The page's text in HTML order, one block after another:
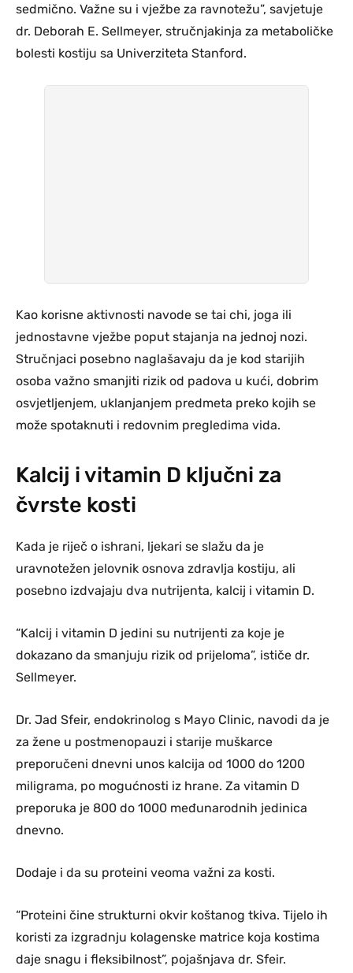
sedmično. Važne su i vježbe za ravnotežu”, savjetuje
dr. Deborah E. Sellmeyer, stručnjakinja za metaboličke
bolesti kostiju sa Univerziteta Stanford.
Kao korisne aktivnosti navode se tai chi, joga ili
jednostavne vježbe poput stajanja na jednoj nozi.
Stručnjaci posebno naglašavaju da je kod starijih
osoba važno smanjiti rizik od padova u kući, dobrim
osvjetljenjem, uklanjanjem predmeta preko kojih se
može spotaknuti i redovnim pregledima vida.
Kalcij i vitamin D ključni za
čvrste kosti
Kada je riječ o ishrani, ljekari se slažu da je
uravnotežen jelovnik osnova zdravlja kostiju, ali
posebno izdvajaju dva nutrijenta, kalcij i vitamin D.
“Kalcij i vitamin D jedini su nutrijenti za koje je
dokazano da smanjuju rizik od prijeloma”, ističe dr.
Sellmeyer.
Dr. Jad Sfeir, endokrinolog s Mayo Clinic, navodi da je
za žene u postmenopauzi i starije muškarce
preporučeni dnevni unos kalcija od 1000 do 1200
miligrama, po mogućnosti iz hrane. Za vitamin D
preporuka je 800 do 1000 međunarodnih jedinica
dnevno.
Dodaje i da su proteini veoma važni za kosti.
“Proteini čine strukturni okvir koštanog tkiva. Tijelo ih
koristi za izgradnju kolagenske matrice koja kostima
daje snagu i fleksibilnost”, pojašnjava dr. Sfeir.